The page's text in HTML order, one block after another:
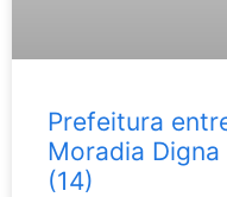
Prefeitura
Moradia
(14)